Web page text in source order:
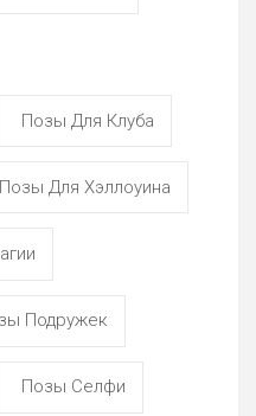
Позы Для Клуба
Позы Для Хэллоуина
Подружек
Позы Селфи